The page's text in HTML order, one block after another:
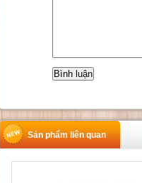
Sản phẩm liên quan